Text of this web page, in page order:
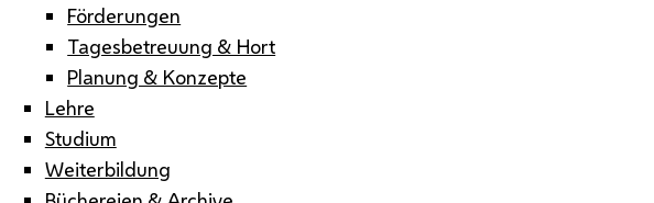
Förderungen
Tagesbetreuung & Hort
Planung & Konzepte
Lehre
Studium
Weiterbildung